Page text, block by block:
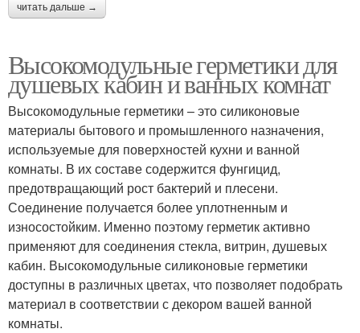
читать дальше →
Высокомодульные герметики для
душевых кабин и ванных комнат
Высокомодульные герметики – это силиконовые
материалы бытового и промышленного назначения,
используемые для поверхностей кухни и ванной
комнаты. В их составе содержится фунгицид,
предотвращающий рост бактерий и плесени.
Соединение получается более уплотненным и
износостойким. Именно поэтому герметик активно
применяют для соединения стекла, витрин, душевых
кабин. Высокомодульные силиконовые герметики
доступны в различных цветах, что позволяет подобрать
материал в соответствии с декором вашей ванной
комнаты.